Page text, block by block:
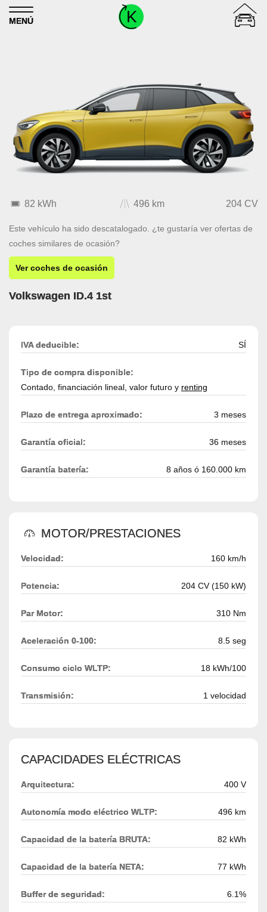
Skip to content
MENÚ
82 kWh 496 km 204 CV
Este vehículo ha sido descatalogado. ¿te gustaría ver ofertas de
coches similares de ocasión?
Ver coches de ocasión
Volkswagen ID.4 1st
IVA deducible: SÍ
Tipo de compra disponible:
Contado, financiación lineal, valor futuro y renting
Plazo de entrega aproximado: 3 meses
Garantía oficial: 36 meses
Garantía batería: 8 años ó 160.000 km
MOTOR/PRESTACIONES
Velocidad: 160 km/h
Potencia: 204 CV (150 kW)
Par Motor: 310 Nm
Aceleración 0-100: 8.5 seg
Consumo ciclo WLTP: 18 kWh/100
Transmisión: 1 velocidad
CAPACIDADES ELÉCTRICAS
Arquitectura: 400 V
Autonomía modo eléctrico WLTP: 496 km
Capacidad de la batería BRUTA: 82 kWh
Capacidad de la batería NETA: 77 kWh
Buffer de seguridad: 6.1%